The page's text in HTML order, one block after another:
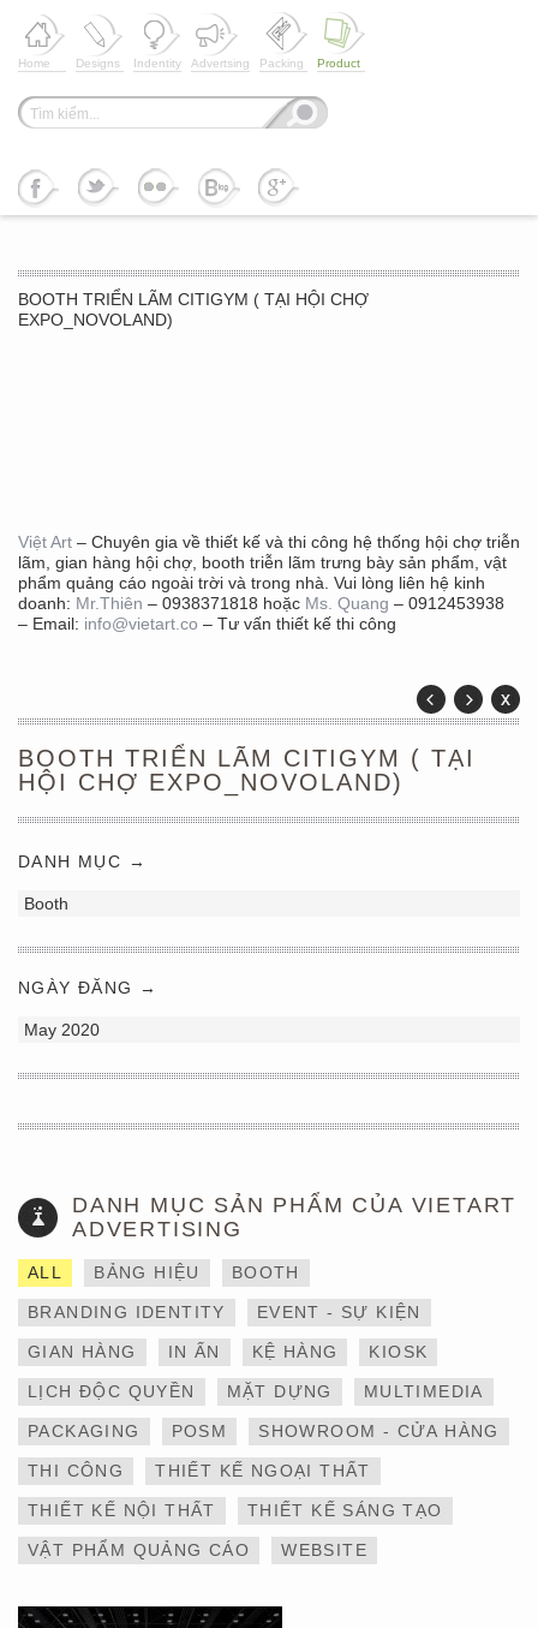
Home Designs Indentity Advertsing Packing Product
BOOTH TRIỂN LÃM CITIGYM ( TẠI HỘI CHỢ
EXPO_NOVOLAND)
Việt Art – Chuyên gia về thiết kế và thi công hệ thống hội chợ triễn
lãm, gian hàng hội chợ, booth triễn lãm trưng bày sản phẩm, vật
phẩm quảng cáo ngoài trời và trong nhà. Vui lòng liên hệ kinh
doanh: Mr.Thiên – 0938371818 hoặc Ms. Quang – 0912453938
– Email: info@vietart.co – Tư vấn thiết kế thi công
BOOTH TRIỂN LÃM CITIGYM ( TẠI
HỘI CHỢ EXPO_NOVOLAND)
DANH MỤC →
Booth
NGÀY ĐĂNG →
May 2020
DANH MỤC SẢN PHẨM CỦA VIETART
ADVERTISING
ALL BẢNG HIỆU BOOTH
BRANDING IDENTITY EVENT - SỰ KIỆN
GIAN HÀNG IN ẤN KỆ HÀNG KIOSK
LỊCH ĐỘC QUYỀN MẶT DỰNG MULTIMEDIA
PACKAGING POSM SHOWROOM - CỬA HÀNG
THI CÔNG THIẾT KẾ NGOẠI THẤT
THIẾT KẾ NỘI THẤT THIẾT KẾ SÁNG TẠO
VẬT PHẨM QUẢNG CÁO WEBSITE
THIẾT KẾ VÀ THI CÔNG
GIAN HÀNG 6×9 TẠI
TRIỂN LÃM IBTE 2024 –
TỐI ƯU KHÔNG GIAN,
GIA TĂNG GIÁ TRỊ
THƯƠNG HIỆU